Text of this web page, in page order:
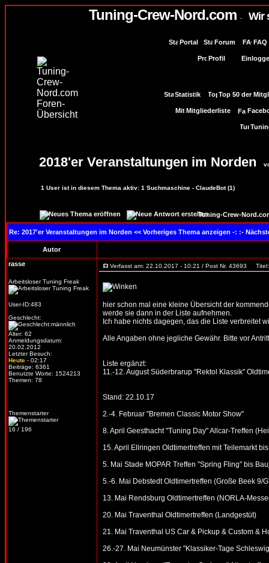
Tuning-Crew-Nord.com - Wir
Portal Forum FAQ
Profil
Statistik Top 50 der
Mitgliederliste
2018'er Veranstaltungen im Norden
1 User ist in diesem Thema aktiv:1 Suchmaschine - ClaudeBot (1)
Tuning-Crew-
Re: 2017'er Veranstaltungen im Norden << Vorheriges Thema anzeigen -: :-
Autor
rasse
Arbeitsloser Tuning Freak
User-ID:483
Geschlecht:
Alter: 62
Anmeldungsdatum:
20.02.2012
Letzter Besuch:
Heute - 02:17
Beiträge: 6361
Benutzte Worte: 1524213
Themen: 78
Themenstarter
16 / 196
Verfasst am: 22.10.2017 - 10:21 / Post Nr. 43693 Titel:
hier schon mal eine kleine Übersicht der
werde sie dann in der Liste aufnehmen.
Ich habe nichts dagegen, das die Liste verbreitet
Alle Angaben ohne jegliche Gewähr. Bitte vor
Liste ergänzt:
11.-12. August Süderbrarup "Rektol Klassik"
Stand: 22.10.17
2.-4. Februar "Bremen Classic Motor Show"
8. April Geesthacht "Tuning Day" Allcar-Treffen
15. April Ellringen Oldtimertreffen mit Teilemarkt
5. Mai Stade MOPAR Treffen "Spring Fling" bis
5.-6. Mai Debstedt Oldtimertreffen (Große Beek 9/
13. Mai Rendsburg Oldtimertreffen (NORLA-
20. Mai Traventhal Oldtimertreffen (Landgestüt)
21. Mai Traventhal US Car & Pickup & Custom &
26.-27. Mai Neumünster "Klassiker-Tage